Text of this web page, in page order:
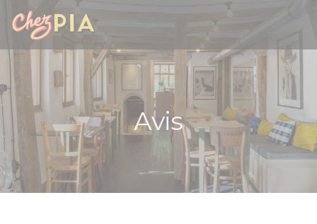
Personnalisation de vos choix en matière de cookies
Avis